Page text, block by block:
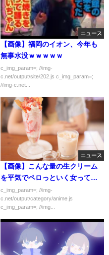
ニュース
【画像】福岡のイオン、今年も
無事水没ｗｗｗｗｗ
c_img_param=; //img-
c.net/output/site/202.js c_img_param=;
//img-c.net...
ニュース
【画像】こんな量の生クリーム
を平気でペロっといく女ってや
べえよな
c_img_param=; //img-
c.net/output/category/anime.js
c_img_param=; //img...